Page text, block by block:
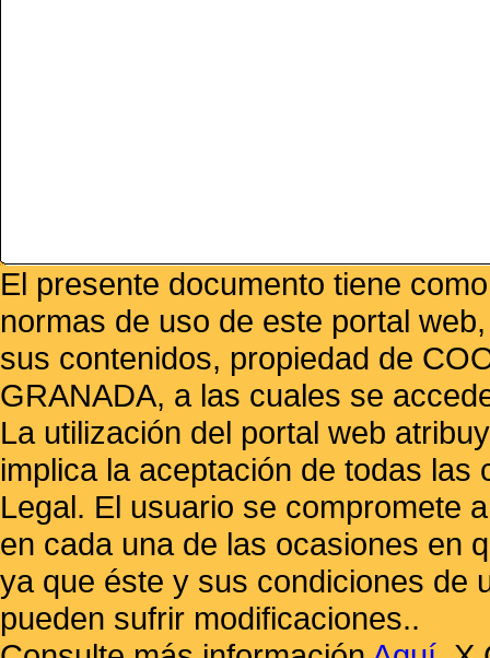
El presente documento tiene
normas de uso de este portal
sus contenidos, propiedad de
GRANADA, a las cuales se
La utilización del portal web
implica la aceptación de todas
Legal. El usuario se compromete
en cada una de las ocasiones en
ya que éste y sus condiciones de
pueden sufrir modificaciones..